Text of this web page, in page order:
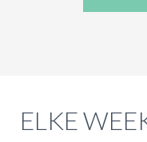
ELKE